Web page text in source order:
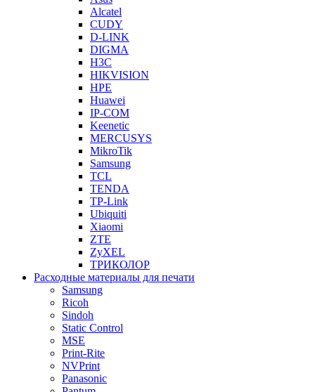
Alcatel
CUDY
D-LINK
DIGMA
H3C
HIKVISION
HPE
Huawei
IP-COM
Keenetic
MERCUSYS
MikroTik
Samsung
TCL
TENDA
TP-Link
Ubiquiti
Xiaomi
ZTE
ZyXEL
ТРИКОЛОР
Расходные материалы для печати
Samsung
Ricoh
Sindoh
Static Control
MSE
Print-Rite
NVPrint
Panasonic